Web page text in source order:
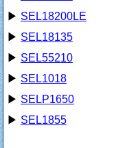
▶ SEL18200LE
▶ SEL18135
▶ SEL55210
▶ SEL1018
▶ SELP1650
▶ SEL1855